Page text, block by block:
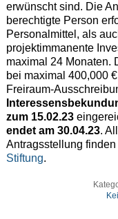
erwünscht sind. Die
berechtigte Person
Personalmittel, als
projektimmanente
maximal 24 Monaten.
bei maximal 400,000
Freiraum-
zum 15.02.23
endet am 30.04.23.
Antragsstellung
Stiftung.